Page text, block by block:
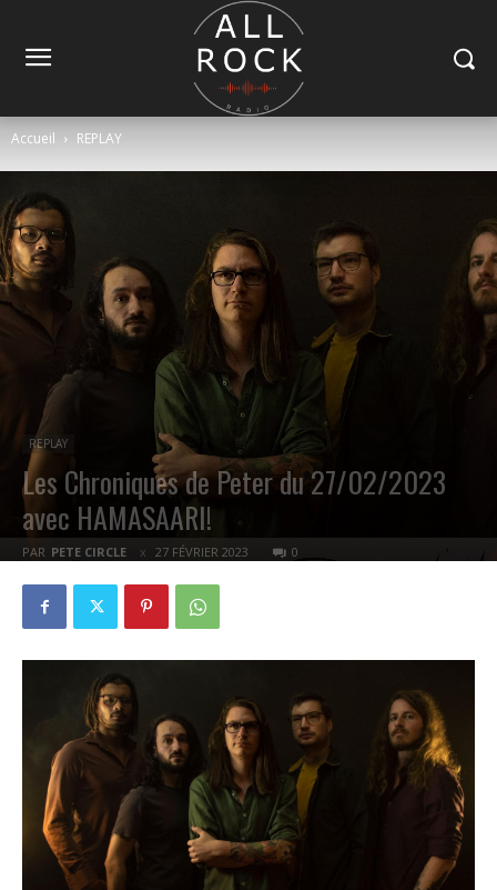
Accueil REPLAY
REPLAY
Les Chroniques de Peter du 27/02/2023
avec HAMASAARI!
PAR PETE CIRCLE 27 FÉVRIER 2023 0